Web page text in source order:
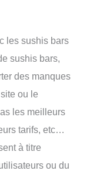
les sushis bars
sushis bars,
des manques
ou le
les meilleurs
tarifs, etc…
à titre
ou du